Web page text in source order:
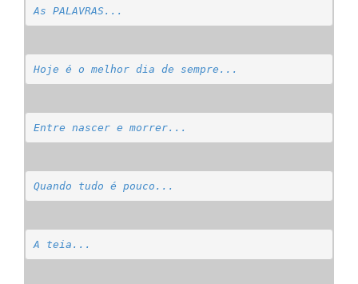
As PALAVRAS...
Hoje é o melhor dia de sempre...
Entre nascer e morrer...
Quando tudo é pouco...
A teia...